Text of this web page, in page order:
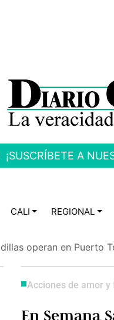
¡SUSCRÍBETE A
CALI REGIONAL
operan en Puerto
Acciones de amor
En Semana